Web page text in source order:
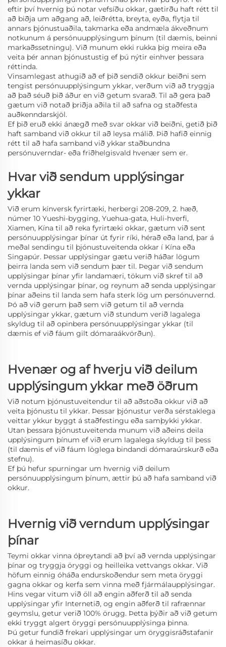
eftir því hvernig þú notar vefsíðu okkar, gætirðu haft rétt til
að biðja um aðgang að, leiðrétta, breyta, eyða, flytja til
annars þjónustuaðila, takmarka eða andmæla ákveðnum
notkunum á persónuupplýsingum þínum (til dæmis, beinni
markaðssetningu). Við munum ekki rukka þig meira eða
veita þér annan þjónustustig ef þú nýtir einhver þessara
réttinda.
Vinsamlegast athugið að ef þið sendið okkur beiðni sem
tengist persónuupplýsingum ykkar, verðum við að tryggja
að það séuð þið áður en við getum svarað. Til að gera það
gætum við notað þriðja aðila til að safna og staðfesta
auðkenndarskjöl.
Ef þið eruð ekki ánægð með svar okkar við beiðni, getið þið
haft samband við okkur til að leysa málið. Þið hafið einnig
rétt til að hafa samband við ykkar staðbundna
persónuverndar- eða friðhelgisvald hvenær sem er.
Hvar við sendum upplýsingar
ykkar
Við erum kínversk fyrirtæki, herbergi 208-209, 2. hæð,
númer 10 Yueshi-bygging, Yuehua-gata, Huli-hverfi,
Xiamen, Kína til að reka fyrirtæki okkar, gætum við sent
persónuupplýsingar þínar út fyrir ríki, hérað eða land, þar á
meðal sendingu til þjónustuveitenda okkar í Kína eða
Singapúr. Þessar upplýsingar gætu verið háðar lögum
þeirra landa sem við sendum þær til. Þegar við sendum
upplýsingar þínar yfir landamæri, tökum við skref til að
vernda upplýsingar þínar, og reynum að senda upplýsingar
þínar aðeins til landa sem hafa sterk lög um persónuvernd.
Þó að við gerum það sem við getum til að vernda
upplýsingar ykkar, gætum við stundum verið lagalega
skyldug til að opinbera persónuupplýsingar ykkar (til
dæmis ef við fáum gilt dómaraákvörðun).
Hvenær og af hverju við deilum
upplýsingum ykkar með öðrum
Við notum þjónustuveitendur til að aðstoða okkur við að
veita þjónustu til ykkar. Þessar þjónustur verða sérstaklega
veittar ykkur byggt á staðfestingu eða samþykki ykkar.
Utan þessara þjónustuveitenda munum við aðeins deila
upplýsingum þínum ef við erum lagalega skyldug til þess
(til dæmis ef við fáum löglega bindandi dómaraúrskurð eða
stefnu).
Ef þú hefur spurningar um hvernig við deilum
persónuupplýsingum þínum, ættir þú að hafa samband við
okkur.
Hvernig við verndum upplýsingar
þínar
Teymi okkar vinna óþreytandi að því að vernda upplýsingar
þínar og tryggja öryggi og heilleika vettvangs okkar. Við
höfum einnig óháða endurskoðendur sem meta öryggi
gagna okkar og kerfa sem vinna með fjármálaupplýsingar.
Hins vegar vitum við öll að engin aðferð til að senda
upplýsingar yfir Internetið, og engin aðferð til rafrænnar
geymslu, getur verið 100% örugg. Þetta þýðir að við getum
ekki tryggt algert öryggi persónuupplýsinga þinna.
Þú getur fundið frekari upplýsingar um öryggisráðstafanir
okkar á heimasíðu okkar.